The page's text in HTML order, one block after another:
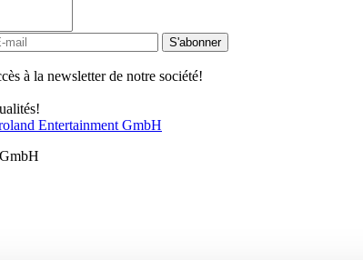
S'abonner
à la newsletter de notre société!